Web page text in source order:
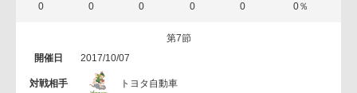
0 0 0 0 0 0％
第7節
2017/10/07
トヨタ自動車